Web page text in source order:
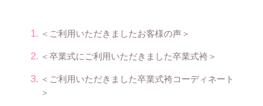
＜ご利用いただきましたお客様の声＞
＜卒業式にご利用いただきました卒業式袴＞
＜ご利用いただきました卒業式袴コーディネート
＞